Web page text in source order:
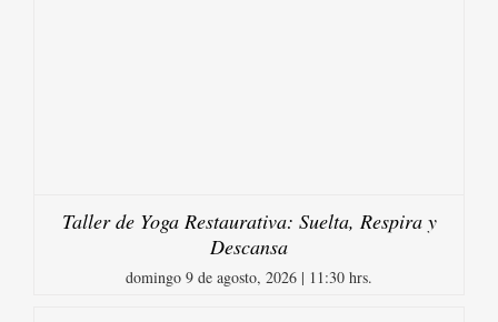
Taller de Yoga Restaurativa: Suelta, Respira y
Descansa
domingo 9 de agosto, 2026 | 11:30 hrs.